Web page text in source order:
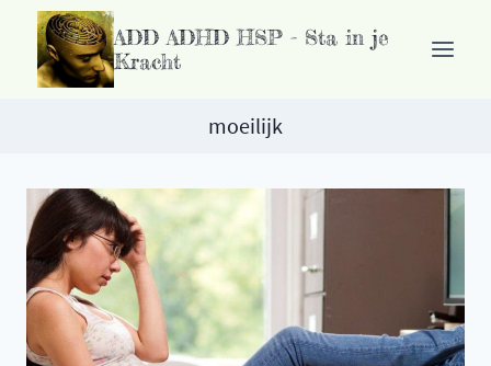
ADD ADHD HSP - Sta in je
Kracht
moeilijk